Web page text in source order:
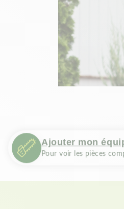
Ajouter mon
Pour voir les pièces